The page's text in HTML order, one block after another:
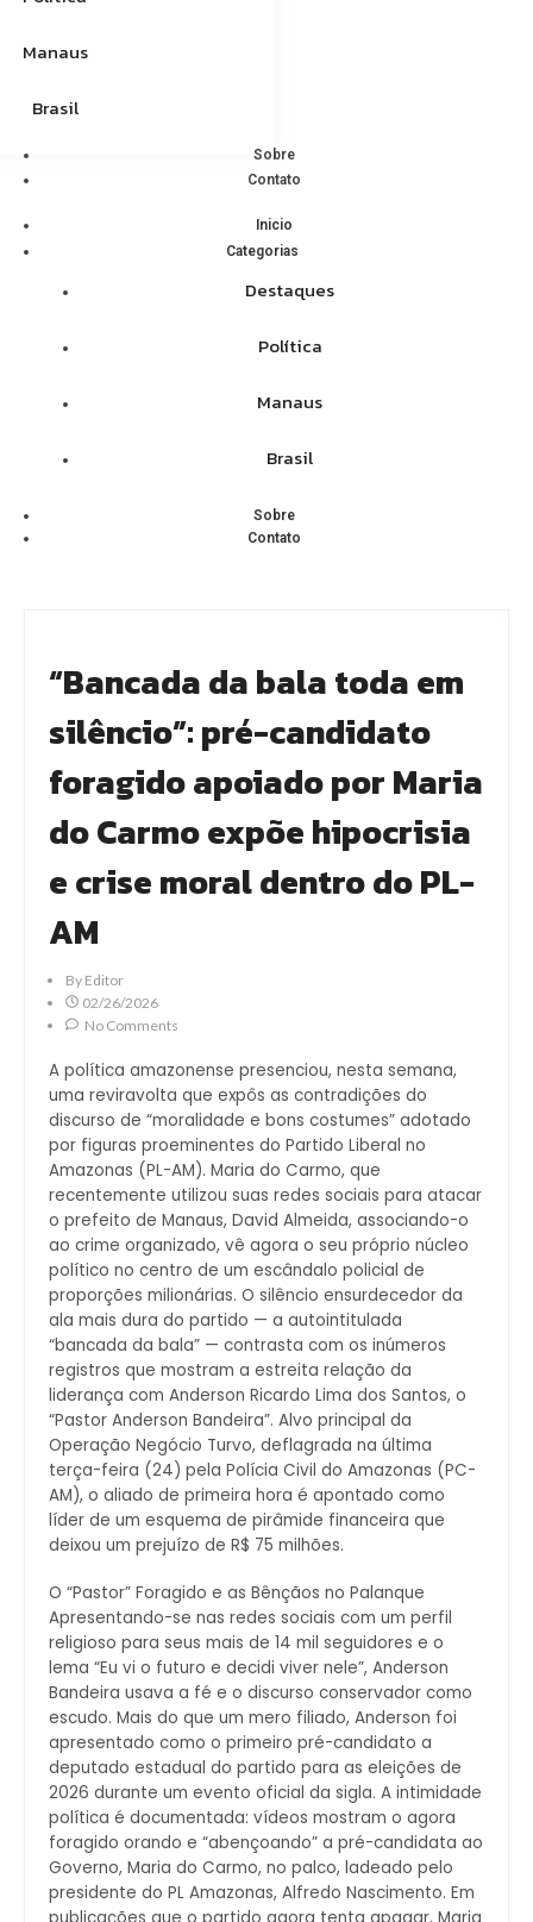
Manaus
Brasil
Sobre
Contato
Inicio
Categorias
Destaques
Política
Manaus
Brasil
Sobre
Contato
“Bancada da bala toda em
silêncio”: pré-candidato
foragido apoiado por Maria
do Carmo expõe hipocrisia
e crise moral dentro do PL-
AM
By Editor
02/26/2026
No Comments
A política amazonense presenciou, nesta semana,
uma reviravolta que expôs as contradições do
discurso de “moralidade e bons costumes” adotado
por figuras proeminentes do Partido Liberal no
Amazonas (PL-AM). Maria do Carmo, que
recentemente utilizou suas redes sociais para atacar
o prefeito de Manaus, David Almeida, associando-o
ao crime organizado, vê agora o seu próprio núcleo
político no centro de um escândalo policial de
proporções milionárias. O silêncio ensurdecedor da
ala mais dura do partido — a autointitulada
“bancada da bala” — contrasta com os inúmeros
registros que mostram a estreita relação da
liderança com Anderson Ricardo Lima dos Santos, o
“Pastor Anderson Bandeira”. Alvo principal da
Operação Negócio Turvo, deflagrada na última
terça-feira (24) pela Polícia Civil do Amazonas (PC-
AM), o aliado de primeira hora é apontado como
líder de um esquema de pirâmide financeira que
deixou um prejuízo de R$ 75 milhões.
O “Pastor” Foragido e as Bênçãos no Palanque
Apresentando-se nas redes sociais com um perfil
religioso para seus mais de 14 mil seguidores e o
lema “Eu vi o futuro e decidi viver nele”, Anderson
Bandeira usava a fé e o discurso conservador como
escudo. Mais do que um mero filiado, Anderson foi
apresentado como o primeiro pré-candidato a
deputado estadual do partido para as eleições de
2026 durante um evento oficial da sigla. A intimidade
política é documentada: vídeos mostram o agora
foragido orando e “abençoando” a pré-candidata ao
Governo, Maria do Carmo, no palco, ladeado pelo
presidente do PL Amazonas, Alfredo Nascimento. Em